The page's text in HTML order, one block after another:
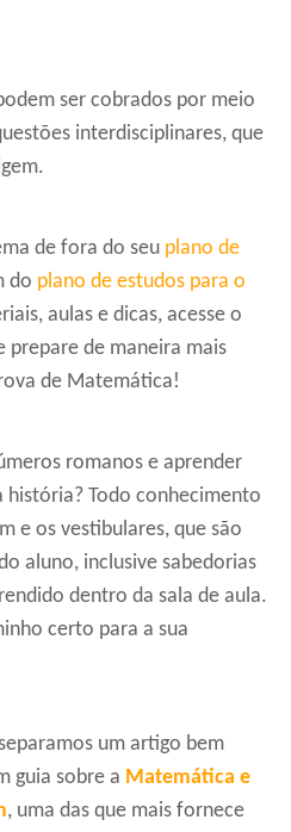
ser cobrados por meio
interdisciplinares, que
de fora do seu plano de
do plano de estudos para o
aulas e dicas, acesse o
prepare de maneira mais
de Matemática!
romanos e aprender
história? Todo conhecimento
e os vestibulares, que são
aluno, inclusive sabedorias
dentro da sala de aula.
certo para a sua
um artigo bem
guia sobre a Matemática e
, uma das que mais fornece